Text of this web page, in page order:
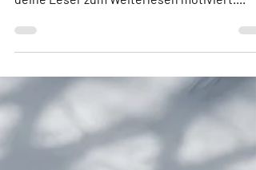
den Beitragsinhalt kurz zusammenfasst und
deine Leser zum Weiterlesen motiviert....